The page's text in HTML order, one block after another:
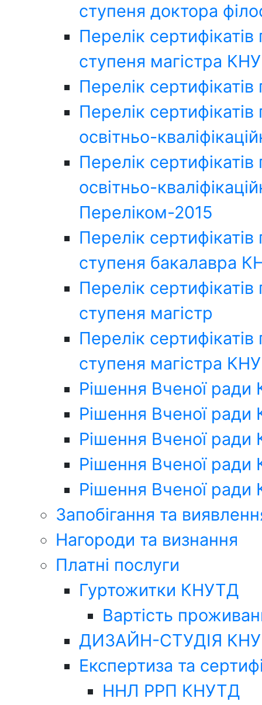
ступеня доктора
Перелік
ступеня магістра
Перелік
Перелік
освітньо-
Перелік
освітньо-
Переліком-2015
Перелік
ступеня бакалавра
Перелік
ступеня магістр
Перелік
ступеня магістра
Рішення Вченої
Рішення Вченої
Рішення Вченої
Рішення Вченої
Рішення Вченої
Запобігання та
Нагороди та визнання
Платні послуги
Гуртожитки КНУТД
Вартість
ДИЗАЙН-СТУДІЯ
Експертиза та
ННЛ РРП КНУТД